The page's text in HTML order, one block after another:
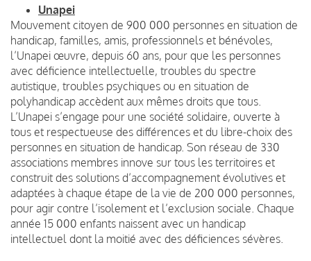
Unapei
Mouvement citoyen de 900 000 personnes en situation de
handicap, familles, amis, professionnels et bénévoles,
l’Unapei œuvre, depuis 60 ans, pour que les personnes
avec déficience intellectuelle, troubles du spectre
autistique, troubles psychiques ou en situation de
polyhandicap accèdent aux mêmes droits que tous.
L’Unapei s’engage pour une société solidaire, ouverte à
tous et respectueuse des différences et du libre-choix des
personnes en situation de handicap. Son réseau de 330
associations membres innove sur tous les territoires et
construit des solutions d’accompagnement évolutives et
adaptées à chaque étape de la vie de 200 000 personnes,
pour agir contre l’isolement et l’exclusion sociale. Chaque
année 15 000 enfants naissent avec un handicap
intellectuel dont la moitié avec des déficiences sévères.